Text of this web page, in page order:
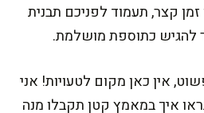
תוך זמן קצר, תעמוד לפניכם תבנית
כתוספת מושלמת.
אין כאן מקום לטעויות! אני
איך במאמץ קטן תקבלו מנה